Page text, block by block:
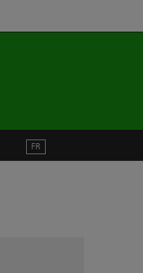
FR